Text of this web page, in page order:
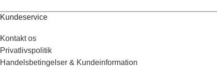
Kundeservice
Kontakt os
Privatlivspolitik
Handelsbetingelser & Kundeinformation